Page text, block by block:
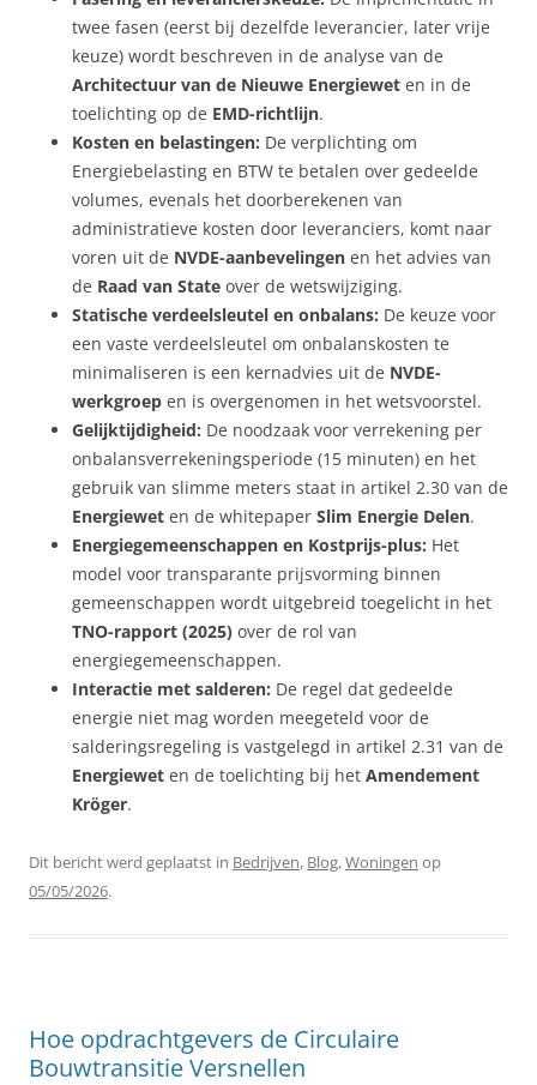
twee fasen (eerst bij dezelfde leverancier, later vrije
keuze) wordt beschreven in de analyse van de
Architectuur van de Nieuwe Energiewet en in de
toelichting op de EMD-richtlijn.
Kosten en belastingen: De verplichting om
Energiebelasting en BTW te betalen over gedeelde
volumes, evenals het doorberekenen van
administratieve kosten door leveranciers, komt naar
voren uit de NVDE-aanbevelingen en het advies van
de Raad van State over de wetswijziging.
Statische verdeelsleutel en onbalans: De keuze voor
een vaste verdeelsleutel om onbalanskosten te
minimaliseren is een kernadvies uit de NVDE-
werkgroep en is overgenomen in het wetsvoorstel.
Gelijktijdigheid: De noodzaak voor verrekening per
onbalansverrekeningsperiode (15 minuten) en het
gebruik van slimme meters staat in artikel 2.30 van de
Energiewet en de whitepaper Slim Energie Delen.
Energiegemeenschappen en Kostprijs-plus: Het
model voor transparante prijsvorming binnen
gemeenschappen wordt uitgebreid toegelicht in het
TNO-rapport (2025) over de rol van
energiegemeenschappen.
Interactie met salderen: De regel dat gedeelde
energie niet mag worden meegeteld voor de
salderingsregeling is vastgelegd in artikel 2.31 van de
Energiewet en de toelichting bij het Amendement
Kröger.
Dit bericht werd geplaatst in Bedrijven, Blog,Woningen op
05/05/2026.
Hoe opdrachtgevers de Circulaire
Bouwtransitie Versnellen